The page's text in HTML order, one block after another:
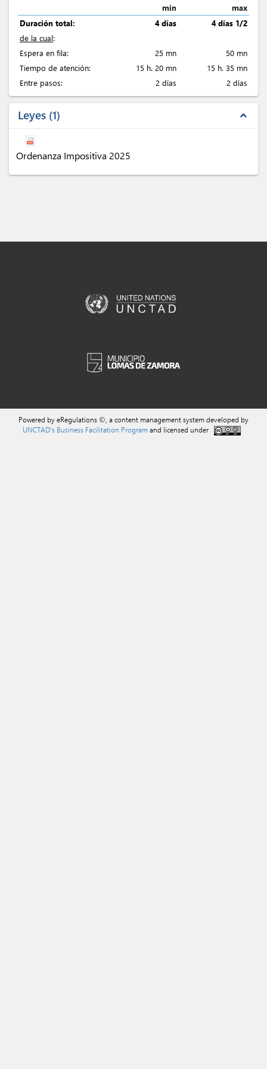
min
max
Duración total:
4 días
4 días 1/2
de la cual:
Espera en fila:
25 mn
50 mn
Tiempo de atención:
15 h. 20 mn
15 h. 35 mn
Entre pasos:
2 días 2 días
Leyes 1 expand_less
Ordenanza Impositiva 2025
Powered by eRegulations ©, a content management system developed by
UNCTAD's Business Facilitation Programand licensed under